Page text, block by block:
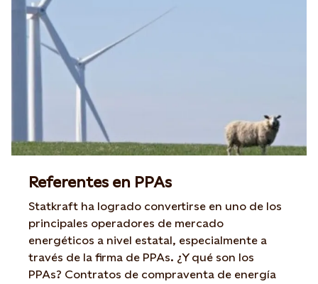
Referentes en PPAs
Statkraft ha logrado convertirse en uno de los
principales operadores de mercado
energéticos a nivel estatal, especialmente a
través de la firma de PPAs. ¿Y qué son los
PPAs? Contratos de compraventa de energía